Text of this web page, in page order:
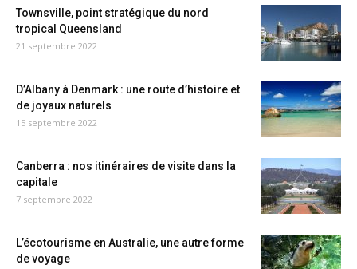
Townsville, point stratégique du nord
tropical Queensland
21 septembre 2022
D’Albany à Denmark : une route d’histoire et
de joyaux naturels
15 septembre 2022
Canberra : nos itinéraires de visite dans la
capitale
7 septembre 2022
L’écotourisme en Australie, une autre forme
de voyage